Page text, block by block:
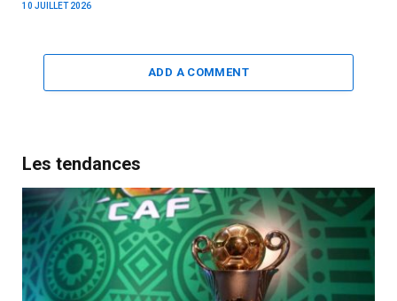
10 JUILLET 2026
ADD A COMMENT
Les tendances